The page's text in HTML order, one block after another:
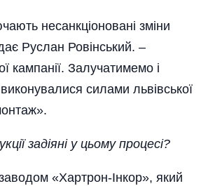
несанкціоновані зміни
Руслан Ровінський. –
кампанії. Залучатимемо і
силами львівської
задіяні у цьому процесі?
«Хартрон-Інкор», який